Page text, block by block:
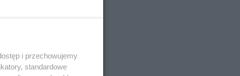
i przechowujemy
standardowe